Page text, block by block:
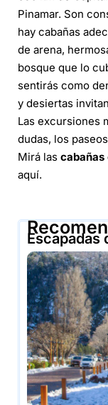
Pinamar. Son
hay cabañas
de arena,
bosque que lo
sentirás como
y desiertas
Las excursiones
dudas, los
Mirá las cabañas
aquí.
Escapadas